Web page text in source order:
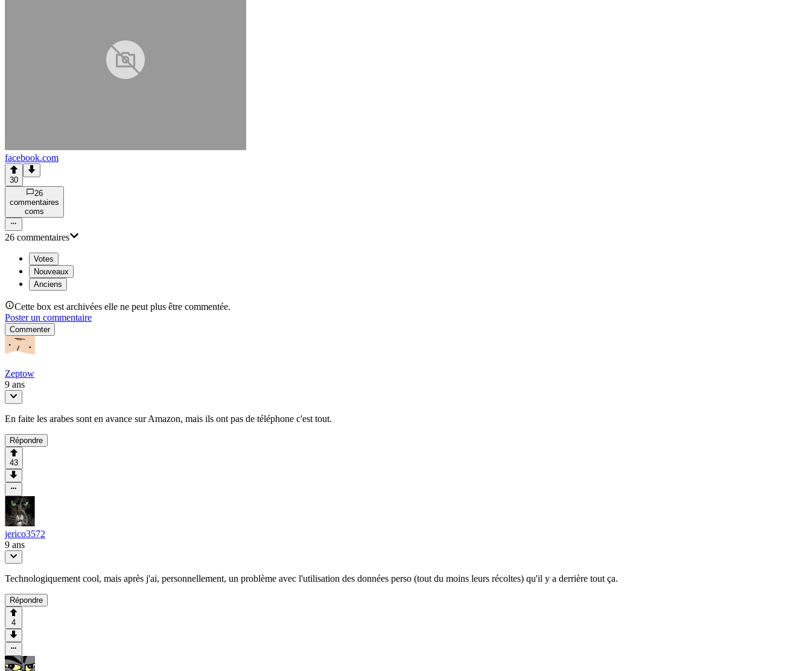
facebook.com
30
26
commentaires
coms
26 commentaires
Votes
Nouveaux
Anciens
Cette box est archivées elle ne peut plus être commentée.
Poster un commentaire
Commenter
Zeptow
9 ans
En faite les arabes sont en avance sur Amazon, mais ils ont pas de téléphone c'est tout.
Répondre
43
jerico3572
9 ans
Technologiquement cool, mais après j'ai, personnellement, un problème avec l'utilisation des données perso (tout du moins leurs récoltes) qu'il y a derrière tout ça.
Répondre
4